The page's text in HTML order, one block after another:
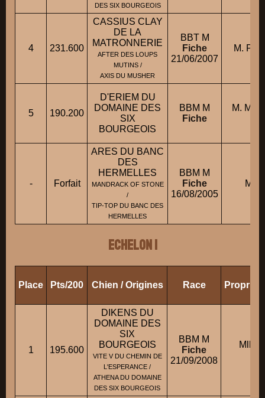
DES SIX BOURGEOIS
4 231.600
CASSIUS CLAY
DE LA
MATRONNERIE
AFTER DES LOUPS
MUTINS /
AXIS DU MUSHER
BBT M
Fiche
21/06/2007
M.
5 190.200
D'ERIEM DU
DOMAINE DES
SIX
BOURGEOIS
BBM M
Fiche
M.
- Forfait
ARES DU BANC
DES
HERMELLES
MANDRACK OF STONE
/
TIP-TOP DU BANC DES
HERMELLES
BBM M
Fiche
16/08/2005
M.
ECHELON 1
Place Pts/200 Chien / Origines Race
1 195.600
DIKENS DU
DOMAINE DES
SIX
BOURGEOIS
VITE V DU CHEMIN DE
L'ESPERANCE /
ATHENA DU DOMAINE
DES SIX BOURGEOIS
BBM M
Fiche
21/09/2008
Mlle